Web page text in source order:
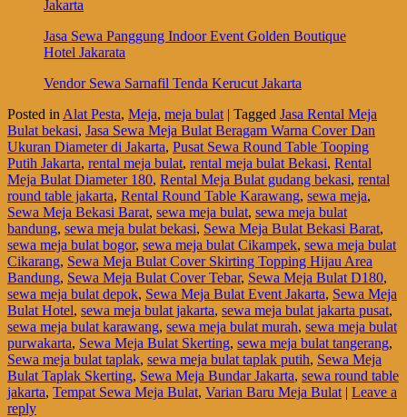
Jakarta
Jasa Sewa Panggung Indoor Event Golden Boutique
Hotel Jakarata
Vendor Sewa Sarnafil Tenda Kerucut Jakarta
Posted in Alat Pesta, Meja, meja bulat | Tagged Jasa Rental Meja
Bulat bekasi, Jasa Sewa Meja Bulat Beragam Warna Cover Dan
Ukuran Diameter di Jakarta, Pusat Sewa Round Table Tooping
Putih Jakarta, rental meja bulat, rental meja bulat Bekasi, Rental
Meja Bulat Diameter 180, Rental Meja Bulat gudang bekasi, rental
round table jakarta, Rental Round Table Karawang, sewa meja,
Sewa Meja Bekasi Barat, sewa meja bulat, sewa meja bulat
bandung, sewa meja bulat bekasi, Sewa Meja Bulat Bekasi Barat,
sewa meja bulat bogor, sewa meja bulat Cikampek, sewa meja bulat
Cikarang, Sewa Meja Bulat Cover Skirting Topping Hijau Area
Bandung, Sewa Meja Bulat Cover Tebar, Sewa Meja Bulat D180,
sewa meja bulat depok, Sewa Meja Bulat Event Jakarta, Sewa Meja
Bulat Hotel, sewa meja bulat jakarta, sewa meja bulat jakarta pusat,
sewa meja bulat karawang, sewa meja bulat murah, sewa meja bulat
purwakarta, Sewa Meja Bulat Skerting, sewa meja bulat tangerang,
Sewa meja bulat taplak, sewa meja bulat taplak putih, Sewa Meja
Bulat Taplak Skerting, Sewa Meja Bundar Jakarta, sewa round table
jakarta, Tempat Sewa Meja Bulat, Varian Baru Meja Bulat | Leave a
reply